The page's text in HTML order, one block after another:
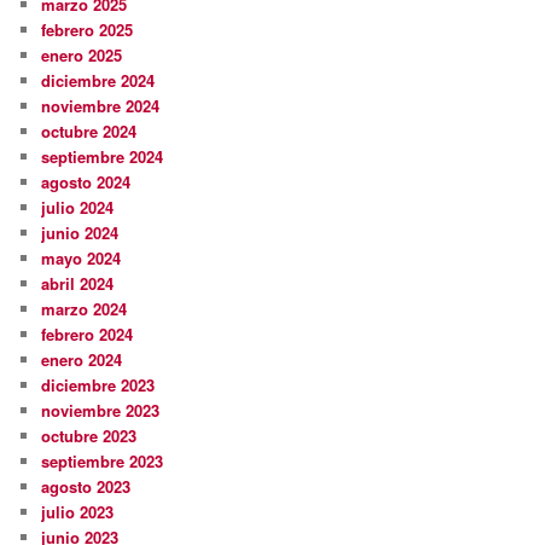
febrero 2025
enero 2025
diciembre 2024
noviembre 2024
octubre 2024
septiembre 2024
agosto 2024
julio 2024
junio 2024
mayo 2024
abril 2024
marzo 2024
febrero 2024
enero 2024
diciembre 2023
noviembre 2023
octubre 2023
septiembre 2023
agosto 2023
julio 2023
junio 2023